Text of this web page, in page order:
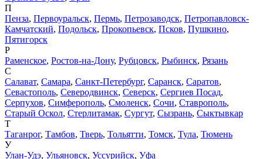
П
Пенза, Первоуральск, Пермь, Петрозаводск, Петропавловск-
Камчатский, Подольск, Прокопьевск, Псков, Пушкино,
Пятигорск
Р
Раменское, Ростов-на-Дону, Рубцовск, Рыбинск, Рязань
С
Салават, Самара, Санкт-Петербург, Саранск, Саратов,
Севастополь, Северодвинск, Северск, Сергиев Посад,
Серпухов, Симферополь, Смоленск, Сочи, Ставрополь,
Старый Оскол, Стерлитамак, Сургут, Сызрань, Сыктывкар
Т
Таганрог, Тамбов, Тверь, Тольятти, Томск, Тула, Тюмень
У
Улан-Удэ, Ульяновск, Уссурийск, Уфа